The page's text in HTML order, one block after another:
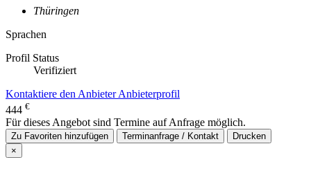
Thüringen
Sprachen
Profil Status
Verifiziert
Kontaktiere den AnbieterAnbieterprofil
444 €
Für dieses Angebot sind Termine auf Anfrage möglich.
Zu Favoriten hinzufügen Terminanfrage / Kontakt
Drucken
×